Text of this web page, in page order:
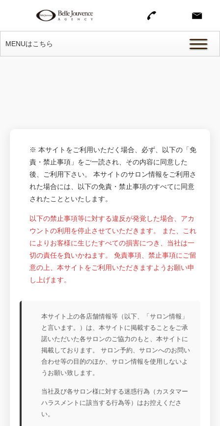
MENUはこちら
※ 本サイトをご利用いただく場合、必ず、以下の「免
責・禁止事項」をご一読され、その内容に同意した
後、ご利用下さい。 本サイトのサロン情報をご利用さ
れた場合には、以下の免責・禁止事項のすべてに同意
されたことといたします。
以下の禁止事項等に対する違反が発覚した場合、アカ
ウントの利用を停止させていただきます。 また、これ
によりお客様に生じたすべての損害につき、当社は一
切の責任を負いかねます。 免責事項、禁止事項にご留
意の上、本サイトをご利用いただきますようお願い申
し上げます。
本サイト上の各店舗情報等（以下、「サロン情報」
と言います。）は、本サイトに掲載することをご承
諾いただいた各サロンのご協力のもと、本サイトに
掲載しております。 サロン予約、サロンへのお問い
合わせ等の目的のほか、サロン情報を使用しないよ
うお願い致します。
当社及び各サロン様に対する迷惑行為（カスタマー
ハラスメントに該当する行為等）はお控えくださ
い。